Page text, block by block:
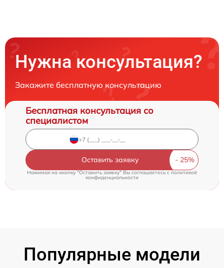
Нужна консультация?
Закажите бесплатную консультацию
Бесплатная консультация со
специалистом
Оставить заявку
Нажимая на кнопку "Оставить заявку" Вы соглашаетесь c политикой
конфиденциальности
Популярные модели